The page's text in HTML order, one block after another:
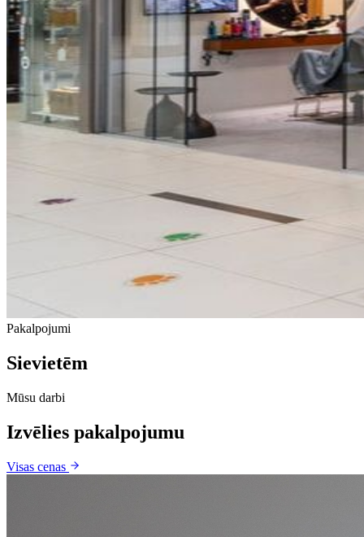
Pakalpojumi
Sievietēm
Mūsu darbi
Izvēlies pakalpojumu
Visas cenas